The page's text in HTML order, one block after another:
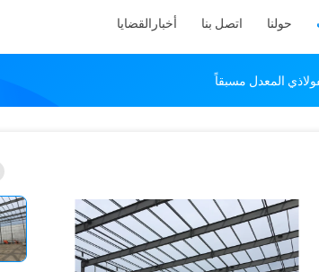
حولنا اتصل بنا أخبار القضايا
المعدل مسبقاً